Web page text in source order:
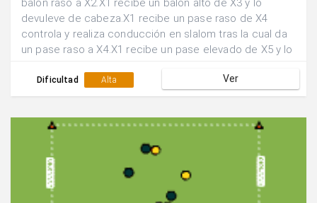
balón raso a X2.X1 recibe un balón alto de X3 y lo
devuleve de cabeza.X1 recibe un pase raso de X4
controla y realiza conducción en slalom tras la cual da
un pase raso a X4.X1 recibe un pase elevado de X5 y lo
elevado de X5 y trata de meter gol con la cabeza.X1
recibe un balón largo del portero y finaliza con tiro
Dificultad Alta Ver